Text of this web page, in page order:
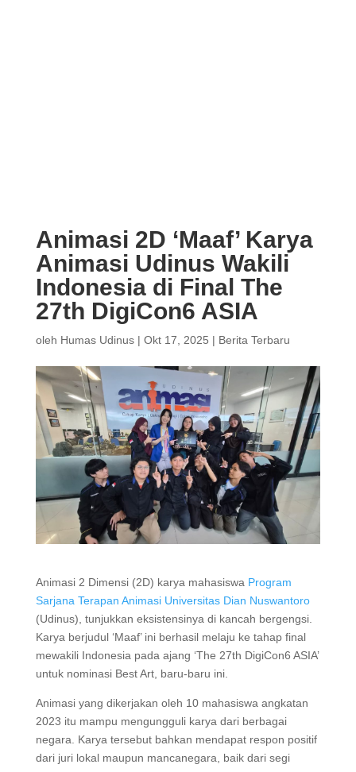
Animasi 2D ‘Maaf’ Karya
Animasi Udinus Wakili
Indonesia di Final The
27th DigiCon6 ASIA
oleh Humas Udinus| Okt 17, 2025 | Berita Terbaru
Animasi 2 Dimensi (2D) karya mahasiswa Program
Sarjana Terapan Animasi Universitas Dian Nuswantoro
(Udinus), tunjukkan eksistensinya di kancah bergengsi.
Karya berjudul ‘Maaf’ ini berhasil melaju ke tahap final
mewakili Indonesia pada ajang ‘The 27th DigiCon6 ASIA’
untuk nominasi Best Art, baru-baru ini.
Animasi yang dikerjakan oleh 10 mahasiswa angkatan
2023 itu mampu mengungguli karya dari berbagai
negara. Karya tersebut bahkan mendapat respon positif
dari juri lokal maupun mancanegara, baik dari segi